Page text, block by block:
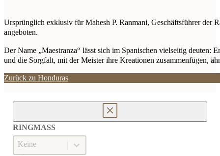
Ursprünglich exklusiv für Mahesh P. Ranmani, Geschäftsführer der
angeboten.
Der Name „Maestranza“ lässt sich im Spanischen vielseitig deuten:
und die Sorgfalt, mit der Meister ihre Kreationen zusammenfügen,
Zurück zu Honduras
RINGMASS
RINGMASS
Ringmaß